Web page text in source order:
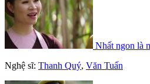
Nhất ngon là
Nghệ sĩ: Thanh Quý, Văn Tuấn